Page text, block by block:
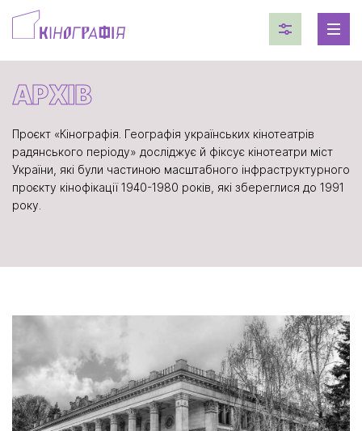
АРХІВ
Проєкт «Кінографія. Географія українських кінотеатрів
радянського періоду» досліджує й фіксує кінотеатри міст
України, які були частиною масштабного інфраструктурного
проєкту кінофікації 1940-1980 років, які збереглися до 1991
року.